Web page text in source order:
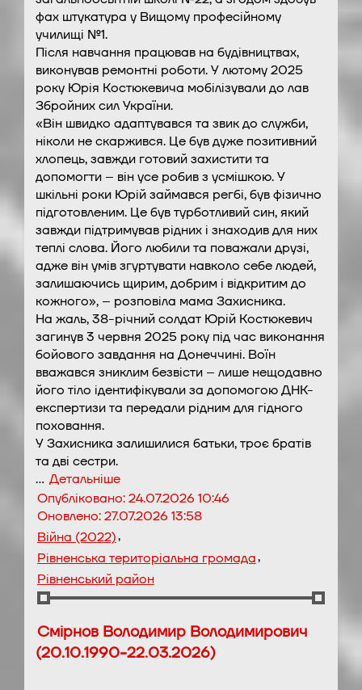
фах штукатура у Вищому професійному
училищі №1.
Після навчання працював на будівництвах,
виконував ремонтні роботи. У лютому 2025
року Юрія Костюкевича мобілізували до лав
Збройних сил України.
«Він швидко адаптувався та звик до служби,
ніколи не скаржився. Це був дуже позитивний
хлопець, завжди готовий захистити та
допомогти – він усе робив з усмішкою. У
шкільні роки Юрій займався регбі, був фізично
підготовленим. Це був турботливий син, який
завжди підтримував рідних і знаходив для них
теплі слова. Його любили та поважали друзі,
адже він умів згуртувати навколо себе людей,
залишаючись щирим, добрим і відкритим до
кожного», – розповіла мама Захисника.
На жаль, 38-річний солдат Юрій Костюкевич
загинув 3 червня 2025 року під час виконання
бойового завдання на Донеччині. Воїн
вважався зниклим безвісти – лише нещодавно
його тіло ідентифікували за допомогою ДНК-
експертизи та передали рідним для гідного
поховання.
У Захисника залишилися батьки, троє братів
та дві сестри.
… Детальніше
Опубліковано:24.07.2026 10:46
Оновлено:27.07.2026 13:58
Війна (2022),
Рівненська територіальна громада,
Рівненський район
Смірнов Володимир Володимирович
(20.10.1990-22.03.2026)